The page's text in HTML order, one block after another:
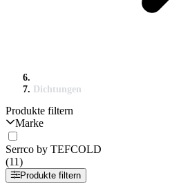
Dichtungen
Produkte filtern
Marke
Serrco by TEFCOLD
(11)
Produkte filtern